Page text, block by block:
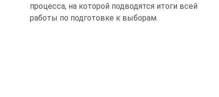
процесса, на которой подводятся итоги всей
работы по подготовке к выборам.